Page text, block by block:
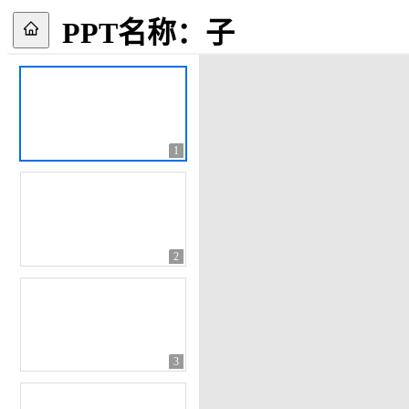
PPT名称： 子
1
2
3